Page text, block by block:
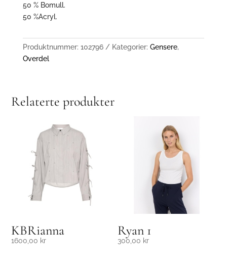
50 % Bomull.
50 %Acryl.
Produktnummer: 102796 Kategorier: Gensere,
Overdel
Relaterte produkter
KBRianna
1600,00 kr
Ryan 1
300,00 kr